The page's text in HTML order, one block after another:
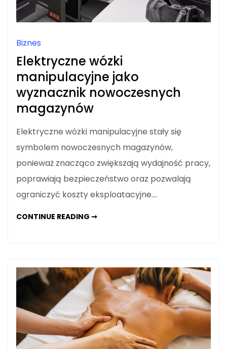
Biznes
Elektryczne wózki
manipulacyjne jako
wyznacznik nowoczesnych
magazynów
Elektryczne wózki manipulacyjne stały się
symbolem nowoczesnych magazynów,
ponieważ znacząco zwiększają wydajność pracy,
poprawiają bezpieczeństwo oraz pozwalają
ograniczyć koszty eksploatacyjne.…
CONTINUE READING ➞ELEKTRYCZNE